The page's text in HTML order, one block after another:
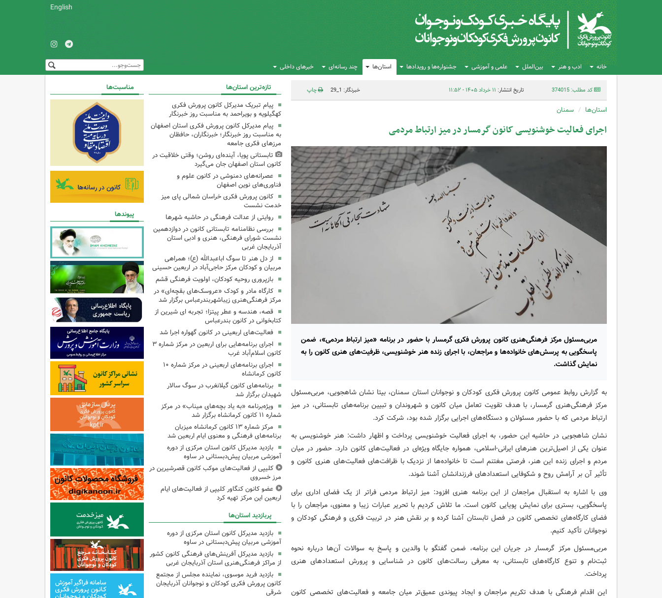
English
خانه ادب و هنر بین‌الملل علمی و آموزشی جشنواره‌ها و رویدادها استان‌ها چند رسانه‌ای خبرهای داخلی
کد مطلب: 374015 تاریخ انتشار: ۱۱ خرداد ۱۴۰۵ - ۱۱:۵۲ خبرنگار: 1_29 چاپ
استان‌ها سمنان
اجرای فعالیت خوشنویسی کانون گرمسار در میز ارتباط مردمی
مربی‌مسئول مرکز فرهنگی‌هنری کانون پرورش فکری گرمسار با حضور در برنامه «میز ارتباط مردمی»، ضمن
پاسخگویی به پرسش‌های خانواده‌ها و مراجعان، با اجرای زنده هنر خوشنویسی، ظرفیت‌های هنری کانون را به
نمایش گذاشت.
به گزارش روابط عمومی کانون پرورش فکری کودکان و نوجوانان استان سمنان، بیتا نشان شاهجویی، مربی‌مسئول
مرکز فرهنگی‌هنری گرمسار، با هدف تقویت تعامل میان کانون و شهروندان و تبیین برنامه‌های تابستانی، در میز
ارتباط مردمی که با حضور مسئولان و دستگاه‌های اجرایی برگزار شده بود، شرکت کرد.
نشان شاهجویی در حاشیه این حضور، به اجرای فعالیت خوشنویسی پرداخت و اظهار داشت: هنر خوشنویسی به
عنوان یکی از اصیل‌ترین هنرهای ایرانی-اسلامی، همواره جایگاه ویژه‌ای در فعالیت‌های کانون دارد. حضور در میان
مردم و اجرای زنده این هنر، فرصتی مغتنم است تا خانواده‌ها از نزدیک با ظرافت‌های فعالیت‌های هنری کانون و
تأثیر آن بر آرامش روح و شکوفایی استعدادهای فرزندانشان آشنا شوند.
وی با اشاره به استقبال مراجعان از این برنامه هنری افزود: میز ارتباط مردمی فراتر از یک فضای اداری برای
پاسخگویی، بستری برای نمایش پویایی کانون است. ما تلاش کردیم با تحریر عبارات زیبا و معنوی، مراجعان را با
فضای کارگاه‌های تخصصی کانون در فصل تابستان آشنا کرده و بر نقش هنر در تربیت فکری و فرهنگی کودکان و
نوجوانان تأکید کنیم.
مربی‌مسئول مرکز گرمسار در جریان این برنامه، ضمن گفتگو با والدین و پاسخ به سوالات آن‌ها درباره نحوه
ثبت‌نام و تنوع کارگاه‌های تابستانی، به معرفی رسالت‌های کانون در شناسایی و پرورش استعدادهای هنری
پرداخت.
این اقدام فرهنگی با هدف تکریم مراجعان و ایجاد پیوندی عمیق‌تر میان جامعه و فعالیت‌های تخصصی کانون
تازه‌ترین استان‌ها
پیام تبریک مدیرکل کانون پرورش فکری
کهگیلویه و بویراحمد به مناسبت روز خبرنگار
پیام مدیرکل کانون پرورش فکری استان اصفهان
به مناسبت روز خبرنگار؛ خبرنگاران، حافظان
مرزهای فکری جامعه
تابستانی پویا، آینده‌ای روشن؛ وقتی خلاقیت در
کانون استان اصفهان جان می‌گیرد
عصرانه‌های دمنوشی در کانون علوم و
فناوری‌های نوین اصفهان
کانون پرورش فکری خراسان شمالی پای میز
خدمت نشست
روایتی از عدالت فرهنگی در حاشیه شهرها
بررسی نظامنامه تابستانی کانون در دوازدهمین
نشست شورای فرهنگی، هنری و ادبی استان
آذربایجان غربی
از دل هنر تا سوگ اباعبدالله (ع)؛ همراهی
مربیان و کودکان مرکز حاجی‌آباد در اربعین حسینی
بازپروری روحیه کودکان، اولویت فرهنگی قشم
کارگاه مادر و کودک «عروسک‌های بقچه‌ای» در
مرکز فرهنگی‌هنری زیباشهربندرعباس برگزار شد
قصه، هندسه و عطر پیتزا؛ تجربه ای شیرین از
کتابخوانی در کانون بندرعباس
فعالیت‌های اربعینی در کانون گهواره اجرا شد
اجرای برنامه‌هایی برای اربعین در مرکز شماره ۳
کانون اسلام‌آباد غرب
اجرای برنامه‌های اربعینی در مرکز شماره ۱۰
کانون کرمانشاه
برنامه‌های کانون گیلانغرب در سوگ سالار
شهیدان برگزار شد
ویژه‌برنامه «به یاد بچه‌های میناب» در مرکز
شماره ۱۱ کانون کرمانشاه برگزار شد
مرکز شماره ۱۳ کانون کرمانشاه میزبان
برنامه‌های فرهنگی و معنوی ایام اربعین شد
بازدید مدیرکل کانون استان مرکزی از دوره
آموزشی مربیان پیش‌دبستانی در ساوه
کلیپی از فعالیت‌های موکب کانون قصرشیرین در
مرز خسروی
عضو کانون کنگاور کلیپی از فعالیت‌های ایام
اربعین این مرکز تهیه کرد
پربازدید استان‌ها
بازدید مدیرکل کانون استان مرکزی از دوره
آموزشی مربیان پیش‌دبستانی در ساوه
بازدید مدیرکل آفرینش‌های فرهنگی کانون کشور
از مراکز فرهنگی‌هنری استان آذربایجان غربی
بازدید فرید موسوی، نماینده مجلس از مجتمع
کانون پرورش فکری کودکان و نوجوانان آذربایجان
شرقی
مناسبت‌ها
پیوندها